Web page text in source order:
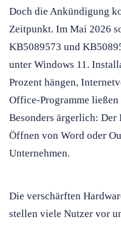
Doch die Ankündigung
Zeitpunkt. Im Mai 2026
KB5089573 und
unter Windows 11.
Prozent hängen,
Office-Programme
Besonders ärgerlich:
Öffnen von Word oder
Unternehmen.
Die verschärften
stellen viele Nutzer vor